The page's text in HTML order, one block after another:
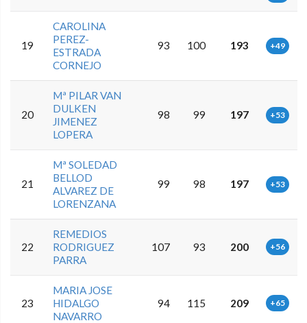
19
CAROLINA
PEREZ-
ESTRADA
CORNEJO
93 100 193 +49
20
Mª PILAR VAN
DULKEN
JIMENEZ
LOPERA
98 99 197 +53
21
Mª SOLEDAD
BELLOD
ALVAREZ DE
LORENZANA
99 98 197 +53
22
REMEDIOS
RODRIGUEZ
PARRA
107 93 200 +56
23
MARIA JOSE
HIDALGO
NAVARRO
94 115 209 +65